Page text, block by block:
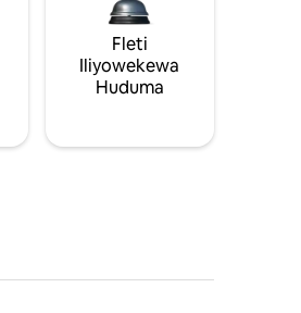
Fleti
Iliyowekewa
Huduma